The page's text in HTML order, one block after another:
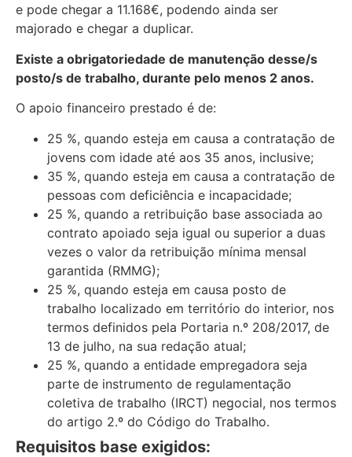
e pode chegar a 11.168€, podendo ainda ser
majorado e chegar a duplicar.
Existe a obrigatoriedade de manutenção desse/s
posto/s de trabalho, durante pelo menos 2 anos.
O apoio financeiro prestado é de:
25 %, quando esteja em causa a contratação de
jovens com idade até aos 35 anos, inclusive;
35 %, quando esteja em causa a contratação de
pessoas com deficiência e incapacidade;
25 %, quando a retribuição base associada ao
contrato apoiado seja igual ou superior a duas
vezes o valor da retribuição mínima mensal
garantida (RMMG);
25 %, quando esteja em causa posto de
trabalho localizado em território do interior, nos
termos definidos pela Portaria n.º 208/2017, de
13 de julho, na sua redação atual;
25 %, quando a entidade empregadora seja
parte de instrumento de regulamentação
coletiva de trabalho (IRCT) negocial, nos termos
do artigo 2.º do Código do Trabalho.
Requisitos base exigidos: